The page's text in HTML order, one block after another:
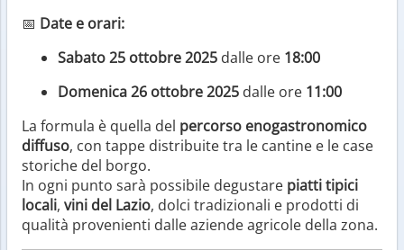
📅 Date e orari:
Sabato 25 ottobre 2025 dalle ore 18:00
Domenica 26 ottobre 2025 dalle ore 11:00
La formula è quella del percorso enogastronomico
diffuso, con tappe distribuite tra le cantine e le case
storiche del borgo.
In ogni punto sarà possibile degustare piatti tipici
locali, vini del Lazio, dolci tradizionali e prodotti di
qualità provenienti dalle aziende agricole della zona.